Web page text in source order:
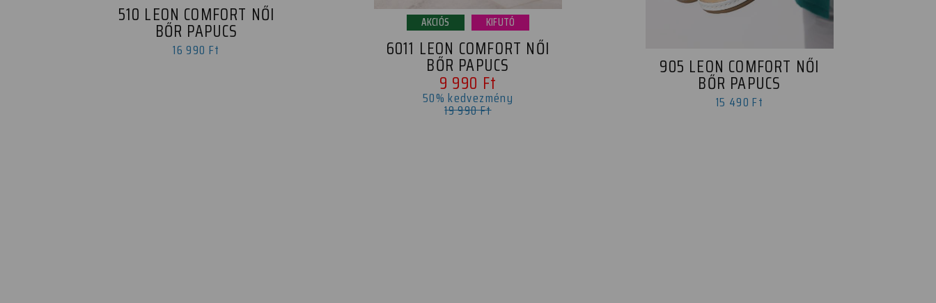
510 LEON COMFORT NŐI
BŐR PAPUCS
16 990 Ft
AKCIÓS KIFUTÓ
6011 LEON COMFORT NŐI
BŐR PAPUCS
9 990 Ft
50% kedvezmény
19 990 Ft
905 LEON COMFORT NŐI
BŐR PAPUCS
15 490 Ft